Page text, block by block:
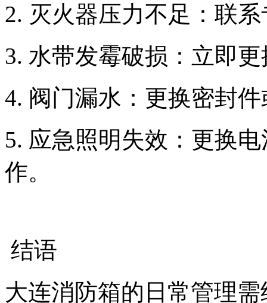
2. 灭火器压力不足：联
3. 水带发霉破损：立即
4. 阀门漏水：更换密封
5. 应急照明失效：更换
作。
结语
大连消防箱的日常管理